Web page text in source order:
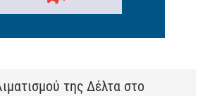
της Δέλτα στο